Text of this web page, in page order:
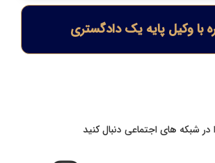
با وکیل پایه یک دادگستری
در شبکه های اجتماعی دنبال کنید